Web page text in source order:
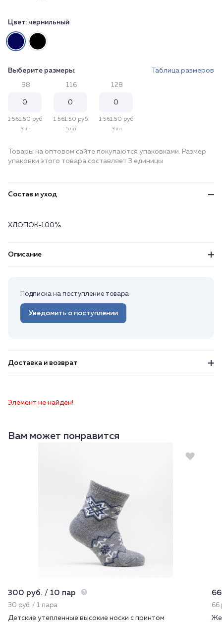
Цвет: чернильный
Выберите размеры: Таблица размеров
98
1 561.50 руб.
3 шт
116
1 561.50 руб.
5 шт
128
1 561.50 руб.
3 шт
Товары на оптовом сайте покупаются упаковками. Размер
упаковки этого товара составляет 3 единицы
Состав и уход
ХЛОПОК-100%
Описание
Подписка на поступление товара
Уведомить о поступлении
Доставка и возврат
Элемент не найден!
Вам может понравится
300 руб. / 10 пар
30 руб. / 1 пара
Детские утепленные высокие носки с принтом
66